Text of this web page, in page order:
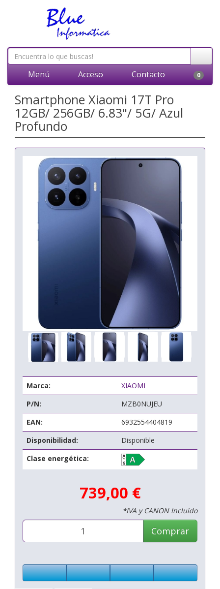
Menú Acceso Contacto 0
Smartphone Xiaomi 17T Pro
12GB/ 256GB/ 6.83"/ 5G/ Azul
Profundo
Marca:
XIAOMI
P/N:
MZB0NUJEU
EAN:
6932554404819
Disponibilidad:
Disponible
Clase energética:
739,00 €
*IVA y CANON Incluido
Comprar